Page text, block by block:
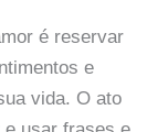
é reservar
e
vida. O ato